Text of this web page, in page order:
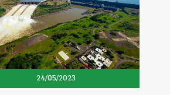
24/05/2023